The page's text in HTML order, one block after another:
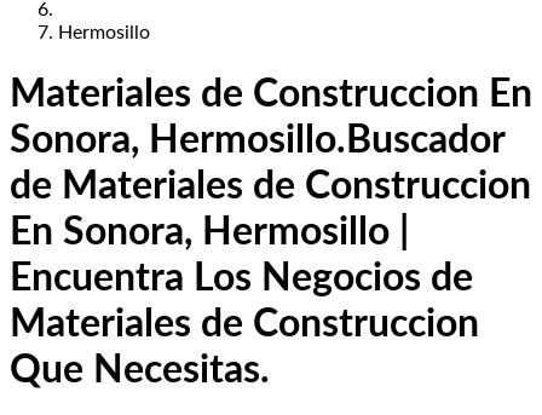
Hermosillo
Materiales de Construccion En
Sonora, Hermosillo. Buscador
de Materiales de Construccion
En Sonora, Hermosillo |
Encuentra Los Negocios de
Materiales de Construccion
Que Necesitas.